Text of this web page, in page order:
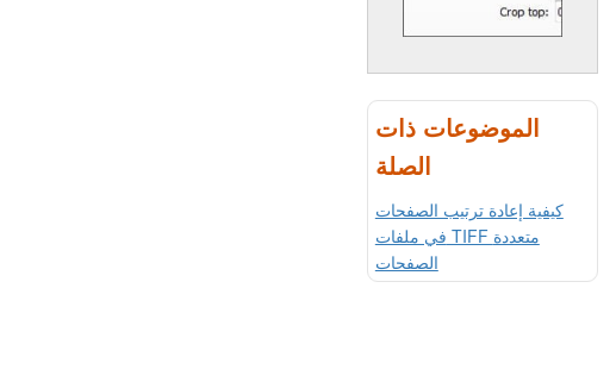
الموضوعات ذات
الصلة
كيفية إعادة ترتيب الصفحات
في ملفات TIFF متعددة
الصفحات